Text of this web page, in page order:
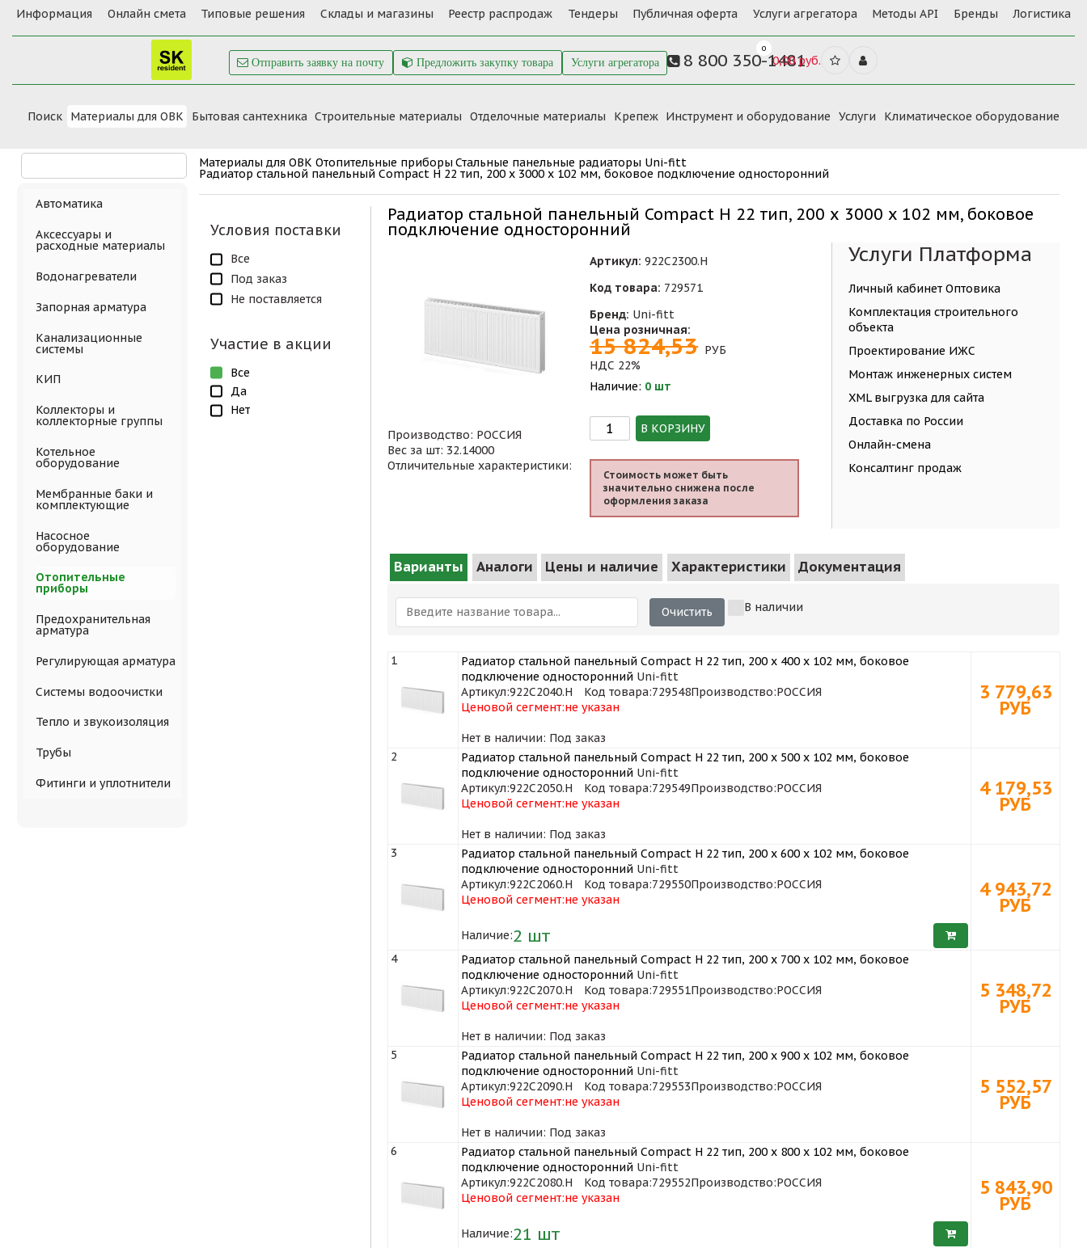
Информация Онлайн смета Типовые решения Склады и магазины Реестр распродаж Тендеры Публичная оферта Услуги агрегатора Методы API Бренды Логистика
Отправить заявку на почту Предложить закупку товара Услуги агрегатора 8 800 350-1481
0
0,00 руб.
Поиск Материалы для ОВК Бытовая сантехника Cтроительные материалы Отделочные материалы Крепеж Инструмент и оборудование Услуги Климатическое оборудование
Материалы для ОВК Отопительные приборыСтальные панельные радиаторы Uni-fitt
Радиатор стальной панельный Compact H 22 тип, 200 х 3000 x 102 мм, боковое подключение односторонний
Условия поставки
Все
Под заказ
Не поставляется
Участие в акции
Все
Да
Нет
Радиатор стальной панельный Compact H 22 тип, 200 х 3000 x 102 мм, боковое
подключение односторонний
Производство: РОССИЯ
Вес за шт: 32.14000
Отличительные характеристики:
Артикул: 922C2300.H
Код товара: 729571
Бренд: Uni-fitt
Цена розничная:
15 824,53 РУБ
НДС 22%
Наличие: 0 шт
В КОРЗИНУ
Стоимость может быть
значительно снижена после
оформления заказа
Услуги Платформа
Личный кабинет Оптовика
Комплектация строительного
объекта
Проектирование ИЖС
Монтаж инженерных систем
XML выгрузка для сайта
Доставка по России
Онлайн-смена
Консалтинг продаж
Варианты Аналоги Цены и наличие Характеристики Документация
Очистить В наличии
1
Радиатор стальной панельный Compact H 22 тип, 200 х 400 x 102 мм, боковое
подключение одностороннийUni-fitt
Артикул:922C2040.H Код товара:729548Производство:РОССИЯ
Ценовой сегмент:не указан
Нет в наличии: Под заказ
3 779,63
РУБ
2
Радиатор стальной панельный Compact H 22 тип, 200 х 500 x 102 мм, боковое
подключение одностороннийUni-fitt
Артикул:922C2050.H Код товара:729549Производство:РОССИЯ
Ценовой сегмент:не указан
Нет в наличии: Под заказ
4 179,53
РУБ
3
Радиатор стальной панельный Compact H 22 тип, 200 х 600 x 102 мм, боковое
подключение одностороннийUni-fitt
Артикул:922C2060.H Код товара:729550Производство:РОССИЯ
Ценовой сегмент:не указан
Наличие:2 шт
4 943,72
РУБ
4
Радиатор стальной панельный Compact H 22 тип, 200 х 700 x 102 мм, боковое
подключение одностороннийUni-fitt
Артикул:922C2070.H Код товара:729551Производство:РОССИЯ
Ценовой сегмент:не указан
Нет в наличии: Под заказ
5 348,72
РУБ
5
Радиатор стальной панельный Compact H 22 тип, 200 х 900 x 102 мм, боковое
подключение одностороннийUni-fitt
Артикул:922C2090.H Код товара:729553Производство:РОССИЯ
Ценовой сегмент:не указан
Нет в наличии: Под заказ
5 552,57
РУБ
6
Радиатор стальной панельный Compact H 22 тип, 200 х 800 x 102 мм, боковое
подключение одностороннийUni-fitt
Артикул:922C2080.H Код товара:729552Производство:РОССИЯ
Ценовой сегмент:не указан
Наличие:21 шт
5 843,90
РУБ
Автоматика
Аксессуары и
расходные материалы
Водонагреватели
Запорная арматура
Канализационные
системы
КИП
Коллекторы и
коллекторные группы
Котельное
оборудование
Мембранные баки и
комплектующие
Насосное
оборудование
Отопительные
приборы
Предохранительная
арматура
Регулирующая арматура
Системы водоочистки
Тепло и звукоизоляция
Трубы
Фитинги и уплотнители